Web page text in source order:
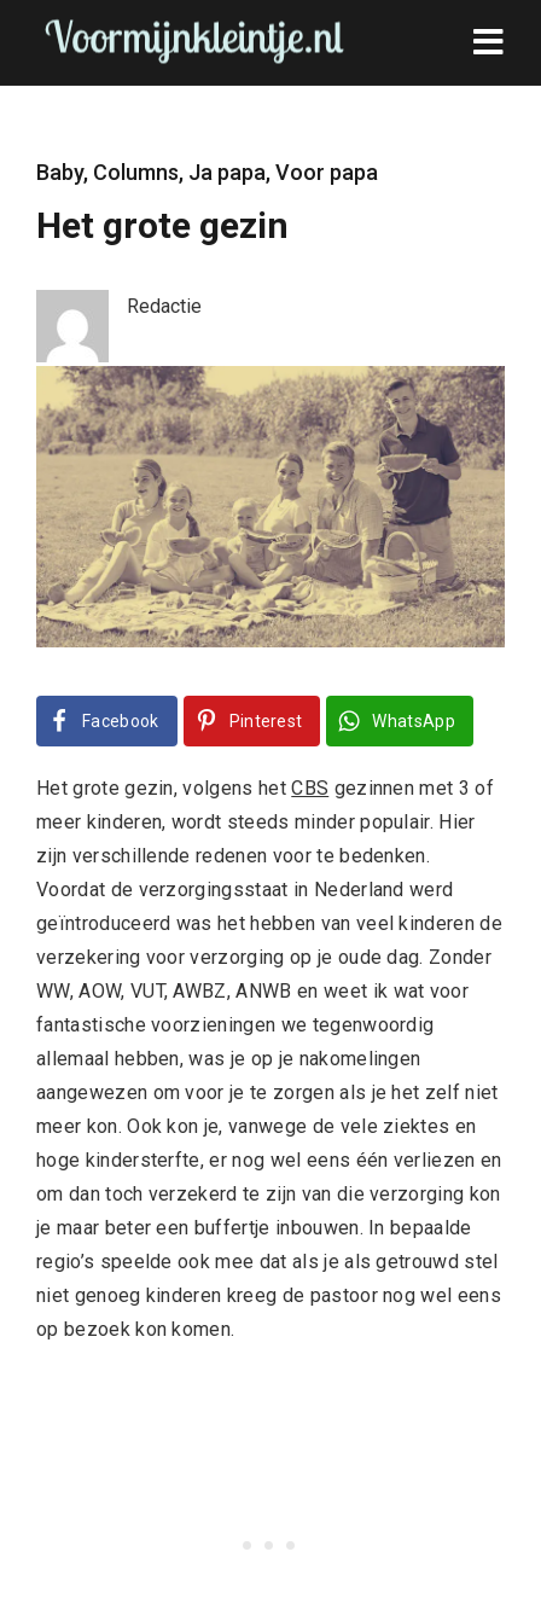
Baby, Columns, Ja papa,Voor papa
Het grote gezin
Redactie
Facebook Pinterest WhatsApp
Het grote gezin, volgens hetCBS gezinnen met 3 of
meer kinderen, wordt steeds minder populair. Hier
zijn verschillende redenen voor te bedenken.
Voordat de verzorgingsstaat in Nederland werd
geïntroduceerd was het hebben van veel kinderen de
verzekering voor verzorging op je oude dag. Zonder
WW, AOW, VUT, AWBZ, ANWB en weet ik wat voor
fantastische voorzieningen we tegenwoordig
allemaal hebben, was je op je nakomelingen
aangewezen om voor je te zorgen als je het zelf niet
meer kon. Ook kon je, vanwege de vele ziektes en
hoge kindersterfte, er nog wel eens één verliezen en
om dan toch verzekerd te zijn van die verzorging kon
je maar beter een buffertje inbouwen. In bepaalde
regio’s speelde ook mee dat als je als getrouwd stel
niet genoeg kinderen kreeg de pastoor nog wel eens
op bezoek kon komen.